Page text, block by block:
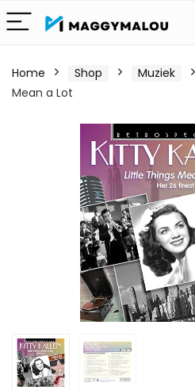
Home Shop Muziek
Mean a Lot